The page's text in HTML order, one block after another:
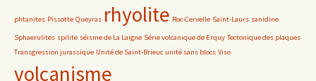
phtanites Pissotte Queyras rhyolite Roc-Cervelle Saint-Laurs sanidine
Sphaerulites spilite séisme de La Laigne Série volcanique de Erquy Tectonique des plaques
Transgression jurassique Unité de Saint-Brieuc unité sans blocs Viso
volcanisme